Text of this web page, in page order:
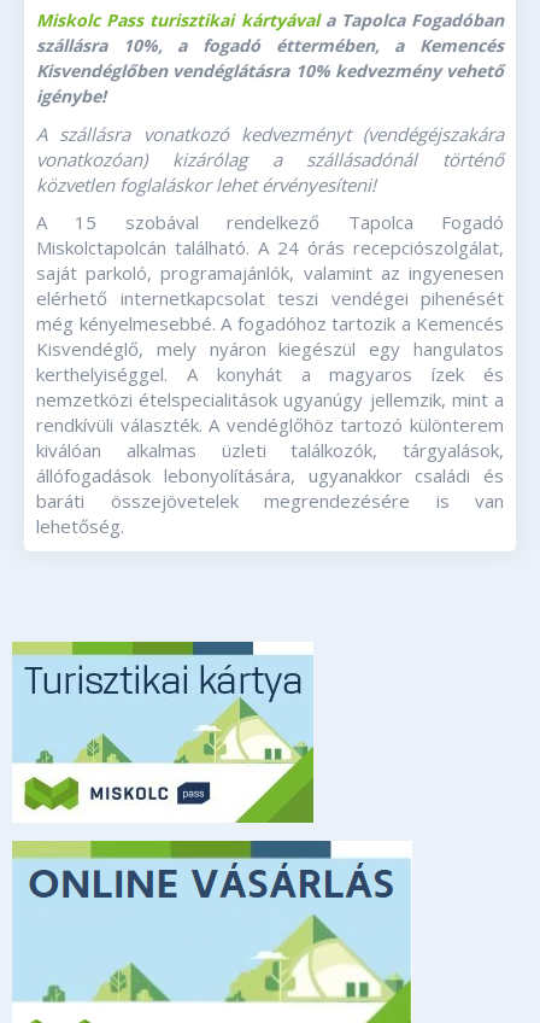
Miskolc Pass turisztikai kártyávala Tapolca Fogadóban
szállásra 10%, a fogadó éttermében, a Kemencés
Kisvendéglőben vendéglátásra 10% kedvezmény vehető
igénybe!
A szállásra vonatkozó kedvezményt (vendégéjszakára
vonatkozóan) kizárólag a szállásadónál történő
közvetlen foglaláskor lehet érvényesíteni!
A 15 szobával rendelkező Tapolca Fogadó
Miskolctapolcán található. A 24 órás recepciószolgálat,
saját parkoló, programajánlók, valamint az ingyenesen
elérhető internetkapcsolat teszi vendégei pihenését
még kényelmesebbé. A fogadóhoz tartozik a Kemencés
Kisvendéglő, mely nyáron kiegészül egy hangulatos
kerthelyiséggel. A konyhát a magyaros ízek és
nemzetközi ételspecialitások ugyanúgy jellemzik, mint a
rendkívüli választék. A vendéglőhöz tartozó különterem
kiválóan alkalmas üzleti találkozók, tárgyalások,
állófogadások lebonyolítására, ugyanakkor családi és
baráti összejövetelek megrendezésére is van
lehetőség.